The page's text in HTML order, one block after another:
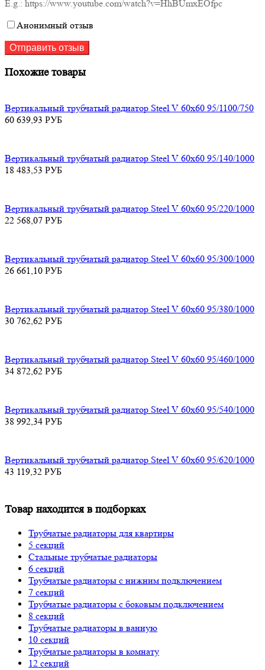
E.g.: https://www.youtube.com/watch?v=HhBUmxEOfpc
Анонимный отзыв
Похожие товары
Вертикальный трубчатый радиатор Steel V 60х60 95/1100/750
60 639,93 РУБ
Вертикальный трубчатый радиатор Steel V 60х60 95/140/1000
18 483,53 РУБ
Вертикальный трубчатый радиатор Steel V 60х60 95/220/1000
22 568,07 РУБ
Вертикальный трубчатый радиатор Steel V 60х60 95/300/1000
26 661,10 РУБ
Вертикальный трубчатый радиатор Steel V 60х60 95/380/1000
30 762,62 РУБ
Вертикальный трубчатый радиатор Steel V 60х60 95/460/1000
34 872,62 РУБ
Вертикальный трубчатый радиатор Steel V 60х60 95/540/1000
38 992,34 РУБ
Вертикальный трубчатый радиатор Steel V 60х60 95/620/1000
43 119,32 РУБ
Товар находится в подборках
Трубчатые радиаторы для квартиры
5 секций
Стальные трубчатые радиаторы
6 секций
Трубчатые радиаторы с нижним подключением
7 секций
Трубчатые радиаторы с боковым подключением
8 секций
Трубчатые радиаторы в ванную
10 секций
Трубчатые радиаторы в комнату
12 секций